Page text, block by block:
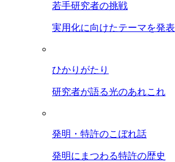
若手研究者の挑戦
実用化に向けたテーマを発表
ひかりがたり
研究者が語る光のあれこれ
発明・特許のこぼれ話
発明にまつわる特許の歴史